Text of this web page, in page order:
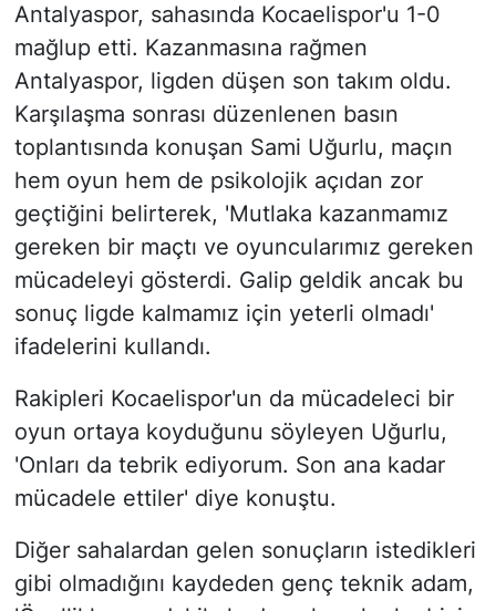
Antalyaspor, sahasında Kocaelispor'u 1-0
mağlup etti. Kazanmasına rağmen
Antalyaspor, ligden düşen son takım oldu.
Karşılaşma sonrası düzenlenen basın
toplantısında konuşan Sami Uğurlu, maçın
hem oyun hem de psikolojik açıdan zor
geçtiğini belirterek, 'Mutlaka kazanmamız
gereken bir maçtı ve oyuncularımız gereken
mücadeleyi gösterdi. Galip geldik ancak bu
sonuç ligde kalmamız için yeterli olmadı'
ifadelerini kullandı.
Rakipleri Kocaelispor'un da mücadeleci bir
oyun ortaya koyduğunu söyleyen Uğurlu,
'Onları da tebrik ediyorum. Son ana kadar
mücadele ettiler' diye konuştu.
Diğer sahalardan gelen sonuçların istedikleri
gibi olmadığını kaydeden genç teknik adam,